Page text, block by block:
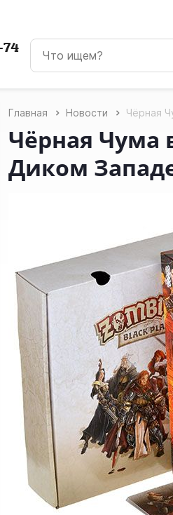
Главная Новости Чёрная
Чёрная Чума
Диком